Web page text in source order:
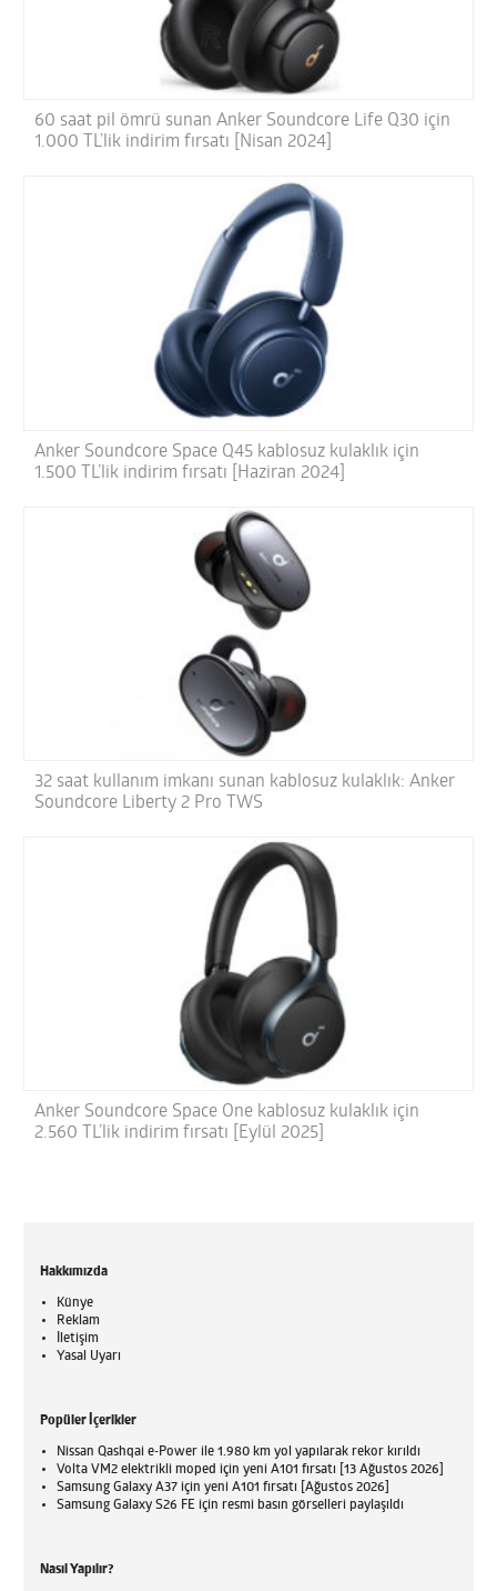
60 saat pil ömrü sunan Anker Soundcore Life Q30 için
1.000 TL’lik indirim fırsatı [Nisan 2024]
Anker Soundcore Space Q45 kablosuz kulaklık için
1.500 TL’lik indirim fırsatı [Haziran 2024]
32 saat kullanım imkanı sunan kablosuz kulaklık: Anker
Soundcore Liberty 2 Pro TWS
Anker Soundcore Space One kablosuz kulaklık için
2.560 TL’lik indirim fırsatı [Eylül 2025]
Hakkımızda
Künye
Reklam
İletişim
Yasal Uyarı
Popüler İçerikler
Nissan Qashqai e-Power ile 1.980 km yol yapılarak rekor kırıldı
Volta VM2 elektrikli moped için yeni A101 fırsatı [13 Ağustos 2026]
Samsung Galaxy A37 için yeni A101 fırsatı [Ağustos 2026]
Samsung Galaxy S26 FE için resmi basın görselleri paylaşıldı
Nasıl Yapılır?